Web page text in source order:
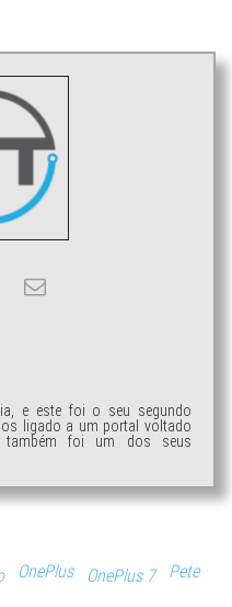
e este foi o seu segundo
ligado a um portal voltado
também foi um dos seus
OnePlus OnePlus 7
Pete